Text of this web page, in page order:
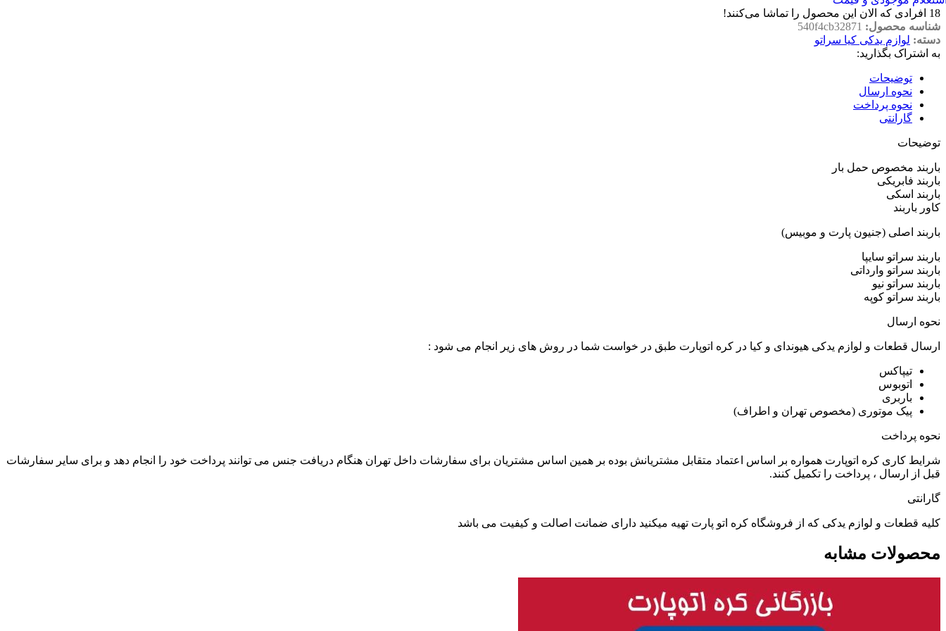
18 افرادی که الان این محصول را تماشا می‌کنند!
شناسه محصول: 540f4cb32871
دسته: لوازم یدکی کیا سراتو
به اشتراک بگذارید:
توضیحات
نحوه ارسال
نحوه پرداخت
گارانتی
توضیحات
باربند مخصوص حمل بار
باربند فابریکی
باربند اسکی
کاور باربند
باربند اصلی (جنیون پارت و موبیس)
باربند سراتو سایپا
باربند سراتو وارداتی
باربند سراتو نیو
باربند سراتو کوپه
نحوه ارسال
ارسال قطعات و لوازم یدکی هیوندای و کیا در کره اتوپارت طبق در خواست شما در روش های زیر انجام می شود :
تیپاکس
اتوبوس
باربری
پیک موتوری (مخصوص تهران و اطراف)
نحوه پرداخت
شرایط کاری کره اتوپارت همواره بر اساس اعتماد متقابل مشتریانش بوده بر همین اساس مشتریان برای سفارشات داخل تهران هنگام دریافت جنس می توانند پرداخت خود را انجام دهد و برای سایر سفارشات
قبل از ارسال ، پرداخت را تکمیل کنند.
گارانتی
کلیه قطعات و لوازم یدکی که از فروشگاه کره اتو پارت تهیه میکنید دارای ضمانت اصالت و کیفیت می باشد
محصولات مشابه